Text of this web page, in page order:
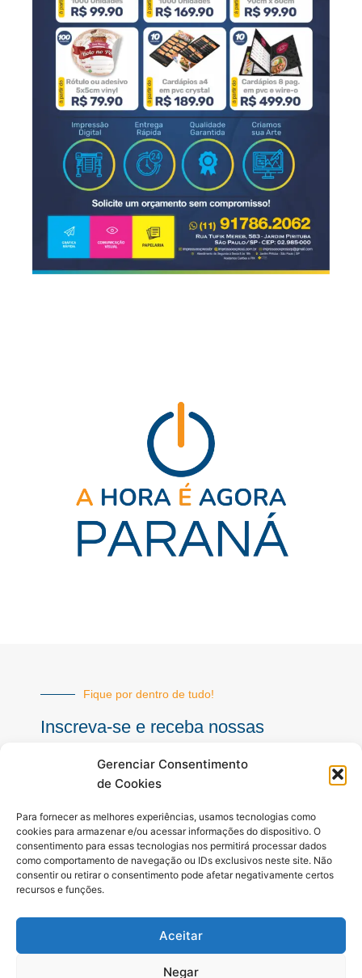
Gerenciar Consentimento
de Cookies
Para fornecer as melhores experiências, usamos tecnologias como
cookies para armazenar e/ou acessar informações do dispositivo. O
consentimento para essas tecnologias nos permitirá processar dados
como comportamento de navegação ou IDs exclusivos neste site. Não
consentir ou retirar o consentimento pode afetar negativamente certos
recursos e funções.
Aceitar
Negar
Fique por dentro de tudo!
Inscreva-se e receba nossas
mail
INSCREVER
a
I
n
s
o